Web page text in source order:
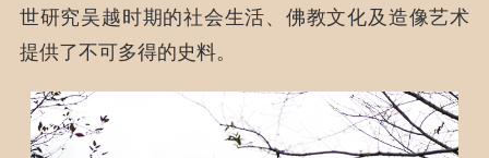
世研究吴越时期的社会生活、佛教文化及造像艺术
提供了不可多得的史料。